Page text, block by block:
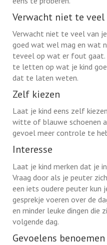
Verwacht niet te veel
Verwacht niet te veel van
goed wat wel mag en wat
teveel op wat er fout gaat.
te letten op wat je kind
dat te laten weten.
Zelf kiezen
Laat je kind eens zelf
witte of blauwe schoenen
gevoel meer controle te
Interesse
Laat je kind merken dat je
Vraag door als je peuter
een iets oudere peuter kun
gesprekje voeren over de
en minder leuke dingen die
volgende dag.
Gevoelens benoemen